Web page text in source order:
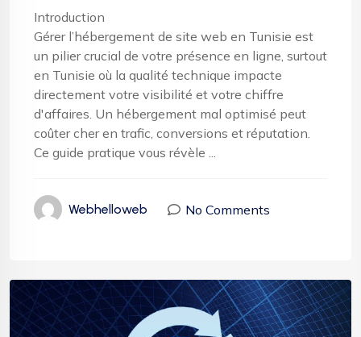
Introduction
Gérer l’hébergement de site web en Tunisie est
un pilier crucial de votre présence en ligne, surtout
en Tunisie où la qualité technique impacte
directement votre visibilité et votre chiffre
d'affaires. Un hébergement mal optimisé peut
coûter cher en trafic, conversions et réputation.
Ce guide pratique vous révèle ...
Webhelloweb No Comments